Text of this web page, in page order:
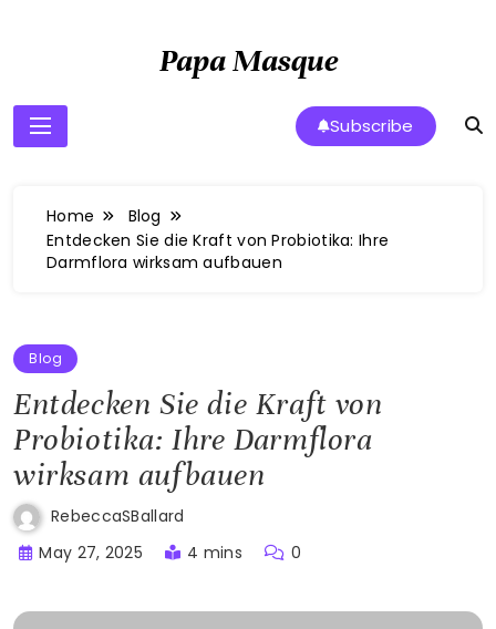
Papa Masque
Subscribe
Home
Blog
Entdecken Sie die Kraft von Probiotika: Ihre
Darmflora wirksam aufbauen
Blog
Entdecken Sie die Kraft von
Probiotika: Ihre Darmflora
wirksam aufbauen
RebeccaSBallard
May 27, 2025
4 mins 0